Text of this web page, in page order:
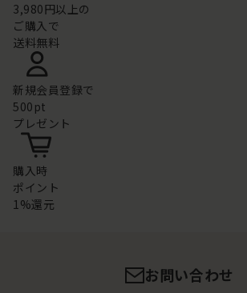
3,980円以上の
ご購入で
送料無料
新規会員登録で
500pt
プレゼント
購入時
ポイント
1%還元
お問い合わせ